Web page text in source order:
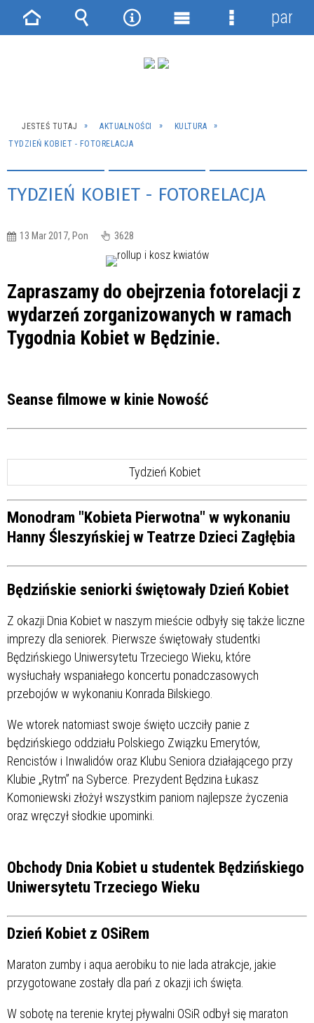
JESTEŚ TUTAJ AKTUALNOŚCI
KULTURA
TYDZIEŃ KOBIET - FOTORELACJA
TYDZIEŃ KOBIET - FOTORELACJA
13 Mar 2017, Pon 3628
Zapraszamy do obejrzenia fotorelacji z
wydarzeń zorganizowanych w ramach
Tygodnia Kobiet w Będzinie.
Seanse filmowe w kinie Nowość
Tydzień Kobiet
Monodram "Kobieta Pierwotna" w wykonaniu
Hanny Śleszyńskiej w Teatrze Dzieci Zagłębia
Będzińskie seniorki świętowały Dzień Kobiet
Z okazji Dnia Kobiet w naszym mieście odbyły się także liczne
imprezy dla seniorek. Pierwsze świętowały studentki
Będzińskiego Uniwersytetu Trzeciego Wieku, które
wysłuchały wspaniałego koncertu ponadczasowych
przebojów w wykonaniu Konrada Bilskiego.
We wtorek natomiast swoje święto uczciły panie z
będzińskiego oddziału Polskiego Związku Emerytów,
Rencistów i Inwalidów oraz Klubu Seniora działającego przy
Klubie „Rytm” na Syberce. Prezydent Będzina Łukasz
Komoniewski złożył wszystkim paniom najlepsze życzenia
oraz wręczył słodkie upominki.
Obchody Dnia Kobiet u studentek Będzińskiego
Uniwersytetu Trzeciego Wieku
Dzień Kobiet z OSiRem
Maraton zumby i aqua aerobiku to nie lada atrakcje, jakie
przygotowane zostały dla pań z okazji ich święta.
W sobotę na terenie krytej pływalni OSiR odbył się maraton
Strona Wyszukiwarka
NarzędziaMenu
Menu
panel